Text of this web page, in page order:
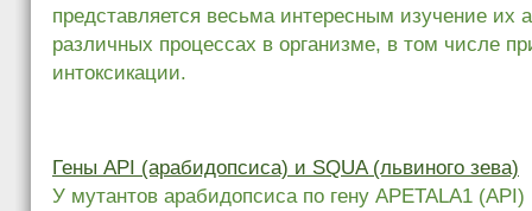
представляется весьма интересным изучение их
различных процессах в организме, в том числе
интоксикации.
Гены API (арабидопсиса) и SQUA (львиного зева)
У мутантов арабидопсиса по гену APETALA1